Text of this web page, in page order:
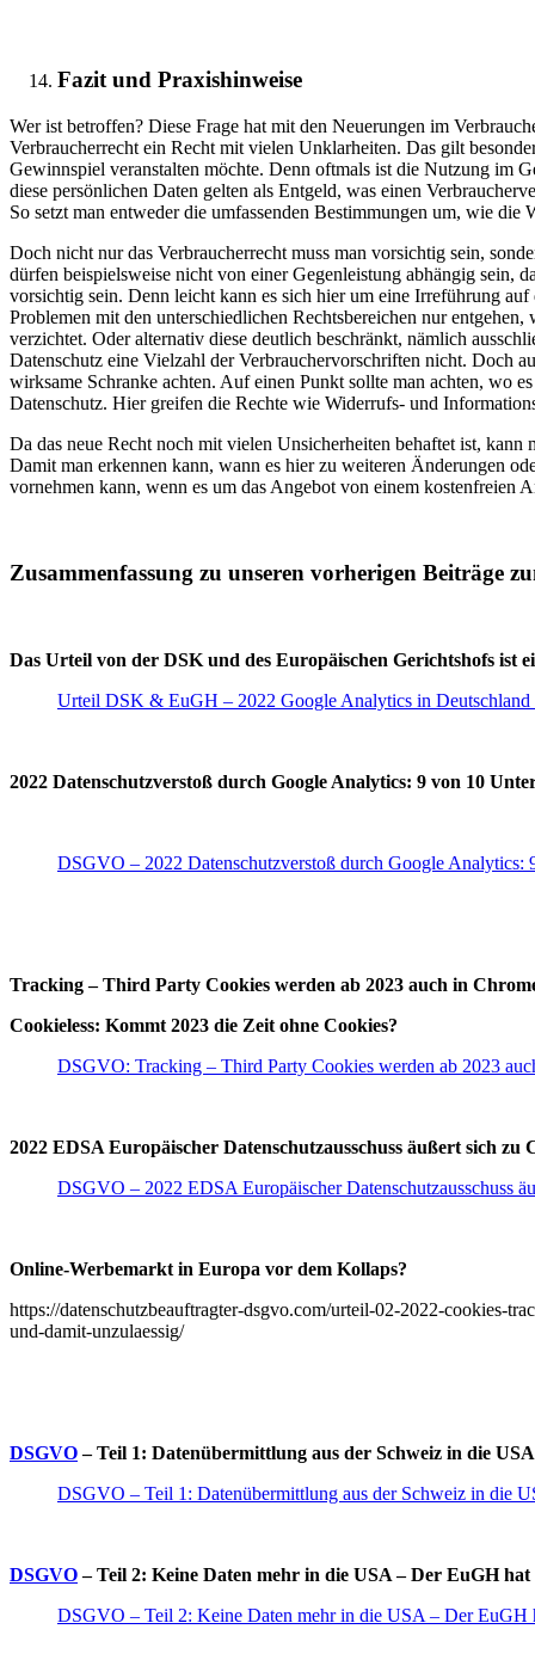
Fazit und Praxishinweise
Wer ist betroffen? Diese Frage hat mit den Neuerungen im
Verbraucherrecht ein Recht mit vielen Unklarheiten. Das gilt
Gewinnspiel veranstalten möchte. Denn oftmals ist die Nutzung im
diese persönlichen Daten gelten als Entgeld, was einen
So setzt man entweder die umfassenden Bestimmungen um, wie
Doch nicht nur das Verbraucherrecht muss man vorsichtig sein,
dürfen beispielsweise nicht von einer Gegenleistung abhängig sein,
vorsichtig sein. Denn leicht kann es sich hier um eine Irreführung
Problemen mit den unterschiedlichen Rechtsbereichen nur
verzichtet. Oder alternativ diese deutlich beschränkt, nämlich
Datenschutz eine Vielzahl der Verbrauchervorschriften nicht. Doch
wirksame Schranke achten. Auf einen Punkt sollte man achten, wo
Datenschutz. Hier greifen die Rechte wie Widerrufs- und
Da das neue Recht noch mit vielen Unsicherheiten behaftet ist,
Damit man erkennen kann, wann es hier zu weiteren Änderungen
vornehmen kann, wenn es um das Angebot von einem kostenfreien
Zusammenfassung zu unseren vorherigen Beiträge
Das Urteil von der DSK und des Europäischen Gerichtshofs ist
Urteil DSK & EuGH – 2022 Google Analytics in Deutschland
2022 Datenschutzverstoß durch Google Analytics: 9 von 10
DSGVO – 2022 Datenschutzverstoß durch Google Analytics:
Tracking – Third Party Cookies werden ab 2023 auch in
Cookieless: Kommt 2023 die Zeit ohne Cookies?
DSGVO: Tracking – Third Party Cookies werden ab 2023
2022 EDSA Europäischer Datenschutzausschuss äußert sich zu
DSGVO – 2022 EDSA Europäischer Datenschutzausschuss
Online-Werbemarkt in Europa vor dem Kollaps?
https://datenschutzbeauftragter-dsgvo.com/urteil-02-2022-cookies-
und-damit-unzulaessig/
DSGVO– Teil 1: Datenübermittlung aus der Schweiz in die
DSGVO – Teil 1: Datenübermittlung aus der Schweiz in die
DSGVO– Teil 2: Keine Daten mehr in die USA – Der EuGH
DSGVO – Teil 2: Keine Daten mehr in die USA – Der EuGH